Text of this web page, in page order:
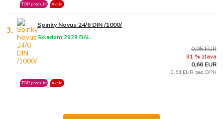
TOP produkt Akcia
3. Spinky Novus 24/6 DIN /1000/
Skladom 2929 BAL.
TOP produkt Akcia
0,95 EUR
31 % zľava
0,66 EUR
0,54 EUR bez DPH